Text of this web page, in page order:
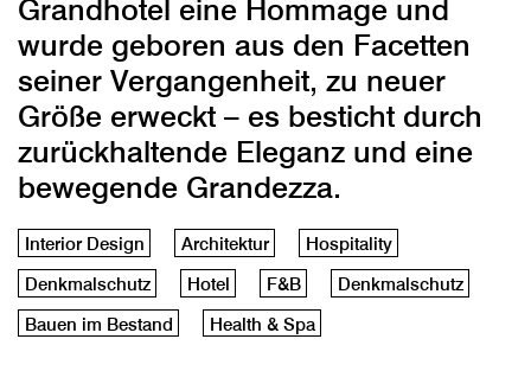
Grandhotel eine Hommage und
wurde geboren aus den Facetten
seiner Vergangenheit, zu neuer
Größe erweckt – es besticht durch
zurückhaltende Eleganz und eine
bewegende Grandezza.
Interior Design Architektur
Hospitality
Denkmalschutz
Hotel F&B
Denkmalschutz
Bauen im Bestand
Health & Spa